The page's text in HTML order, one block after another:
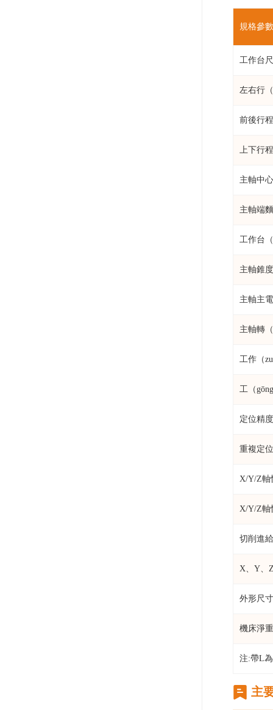
規格參數
工作台
左右行
前後行
上下行
主軸中
主軸端
工作台
主軸錐度
主軸主
主軸轉
工作（
工（
定位精度
重複定
X/Y/Z軸
X/Y/Z軸
切削進
X、Y、
外形尺寸
機床淨重
注:帶L
主